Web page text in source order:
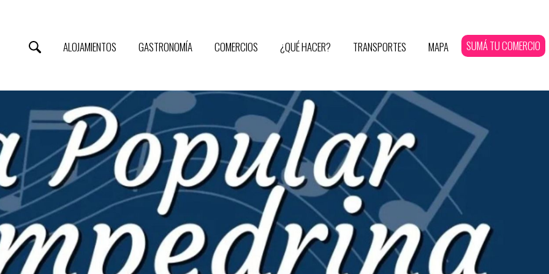
ALOJAMIENTOS GASTRONOMÍA COMERCIOS ¿QUÉ HACER? TRANSPORTES MAPA SUMÁ TU COMERCIO